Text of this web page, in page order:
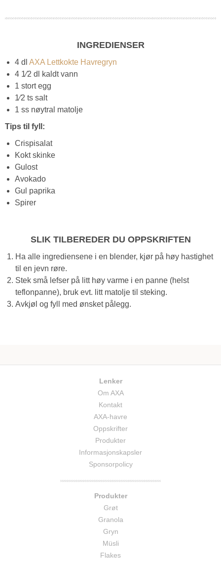
INGREDIENSER
4 dl AXA Lettkokte Havregryn
4 1⁄2 dl kaldt vann
1 stort egg
1⁄2 ts salt
1 ss nøytral matolje
Tips til fyll:
Crispisalat
Kokt skinke
Gulost
Avokado
Gul paprika
Spirer
SLIK TILBEREDER DU OPPSKRIFTEN
Ha alle ingrediensene i en blender, kjør på høy hastighet
til en jevn røre.
Stek små lefser på litt høy varme i en panne (helst
teflonpanne), bruk evt. litt matolje til steking.
Avkjøl og fyll med ønsket pålegg.
Lenker
Om AXA
Kontakt
AXA-havre
Oppskrifter
Produkter
Informasjonskapsler
Sponsorpolicy
Produkter
Grøt
Granola
Gryn
Müsli
Flakes